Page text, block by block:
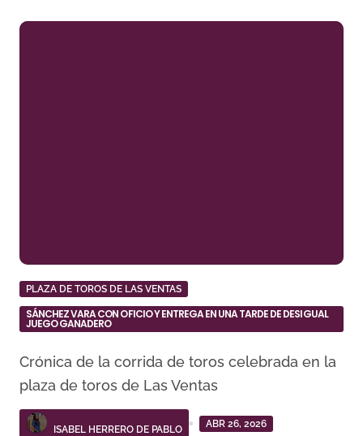
PLAZA DE TOROS DE LAS VENTAS
SÁNCHEZ VARA CON OFICIO Y ENTREGA EN UNA TARDE DE DESIGUAL
JUEGO GANADERO
Crónica de la corrida de toros celebrada en la
plaza de toros de Las Ventas
ISABEL HERRERO DE PABLO
ABR 26, 2026